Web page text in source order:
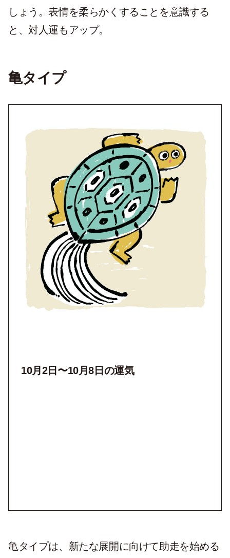
しょう。表情を柔らかくすることを意識する
と、対人運もアップ。
亀タイプ
10月2日〜10月8 日の運気
亀タイプは、新たな展開に向けて助走を始める